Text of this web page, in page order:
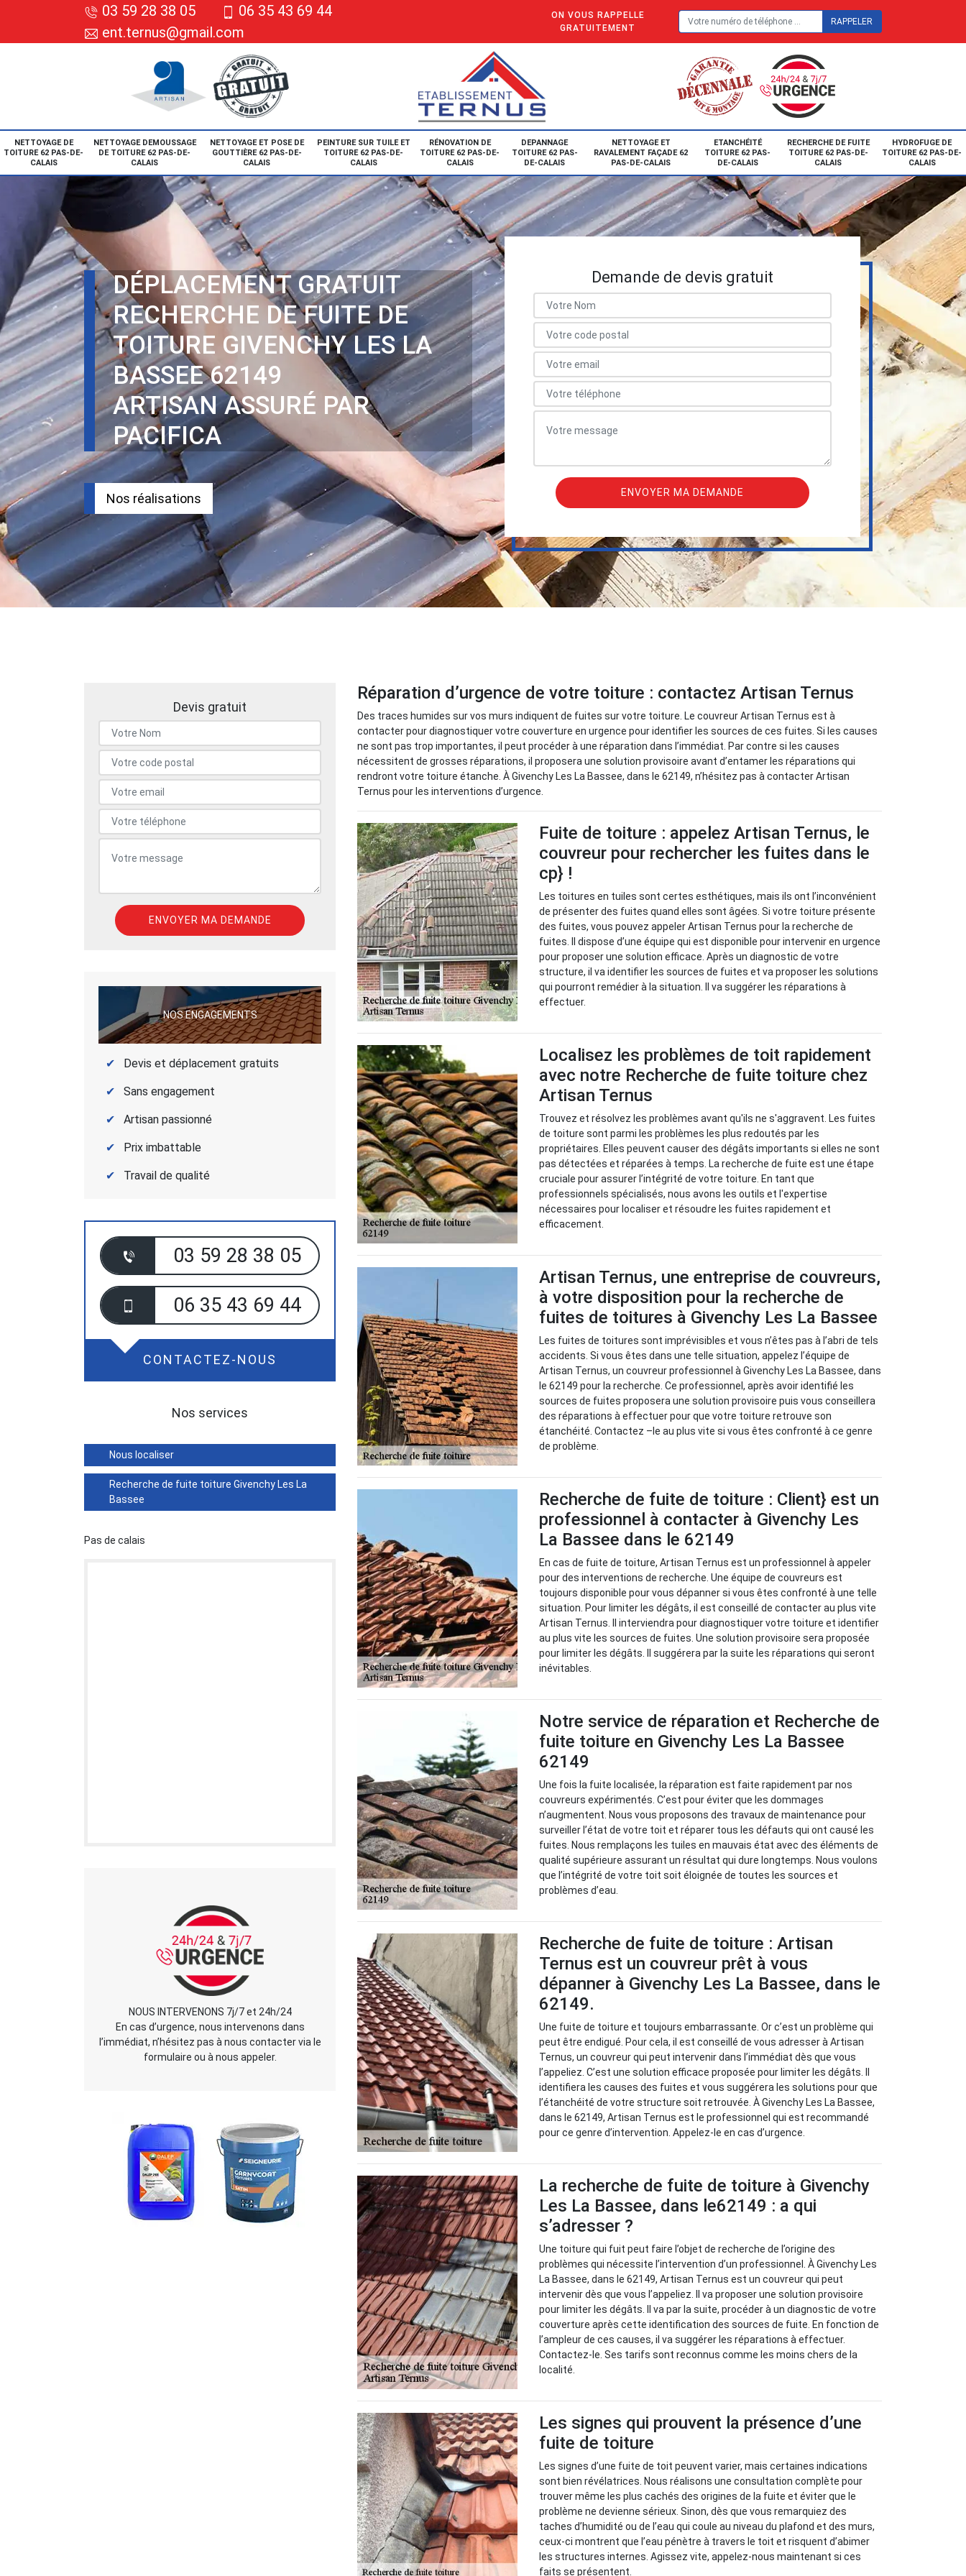
03 59 28 38 05
06 35 43 69 44
ent.ternus@gmail.com
ON VOUS RAPPELLE
GRATUITEMENT
NETTOYAGE DE
TOITURE 62 PAS-DE-
CALAIS
NETTOYAGE DEMOUSSAGE
DE TOITURE 62 PAS-DE-
CALAIS
NETTOYAGE ET POSE DE
GOUTTIÈRE 62 PAS-DE-
CALAIS
PEINTURE SUR TUILE ET
TOITURE 62 PAS-DE-
CALAIS
RÉNOVATION DE
TOITURE 62 PAS-DE-
CALAIS
DEPANNAGE
TOITURE 62 PAS-
DE-CALAIS
NETTOYAGE ET
RAVALEMENT FAÇADE 62
PAS-DE-CALAIS
ETANCHÉITÉ
TOITURE 62 PAS-
DE-CALAIS
RECHERCHE DE FUITE
TOITURE 62 PAS-DE-
CALAIS
HYDROFUGE DE
TOITURE 62 PAS-DE-
CALAIS
DÉPLACEMENT GRATUIT
RECHERCHE DE FUITE DE
TOITURE GIVENCHY LES LA
BASSEE 62149
ARTISAN ASSURÉ PAR
PACIFICA
Nos réalisations
Demande de devis gratuit
Devis gratuit
NOS ENGAGEMENTS
Devis et déplacement gratuits
Sans engagement
Artisan passionné
Prix imbattable
Travail de qualité
03 59 28 38 05
06 35 43 69 44
CONTACTEZ-NOUS
Nos services
Nous localiser
Recherche de fuite toiture Givenchy Les La
Bassee
Pas de calais
NOUS INTERVENONS 7j/7 et 24h/24
En cas d’urgence, nous intervenons dans
l’immédiat, n’hésitez pas à nous contacter via le
formulaire ou à nous appeler.
Réparation d’urgence de votre toiture : contactez Artisan Ternus
Des traces humides sur vos murs indiquent de fuites sur votre toiture. Le couvreur Artisan Ternus est à
contacter pour diagnostiquer votre couverture en urgence pour identifier les sources de ces fuites. Si les causes
ne sont pas trop importantes, il peut procéder à une réparation dans l’immédiat. Par contre si les causes
nécessitent de grosses réparations, il proposera une solution provisoire avant d’entamer les réparations qui
rendront votre toiture étanche. À Givenchy Les La Bassee, dans le 62149, n’hésitez pas à contacter Artisan
Ternus pour les interventions d’urgence.
Fuite de toiture : appelez Artisan Ternus, le
couvreur pour rechercher les fuites dans le
cp} !
Les toitures en tuiles sont certes esthétiques, mais ils ont l’inconvénient
de présenter des fuites quand elles sont âgées. Si votre toiture présente
des fuites, vous pouvez appeler Artisan Ternus pour la recherche de
fuites. Il dispose d’une équipe qui est disponible pour intervenir en urgence
pour proposer une solution efficace. Après un diagnostic de votre
structure, il va identifier les sources de fuites et va proposer les solutions
qui pourront remédier à la situation. Il va suggérer les réparations à
effectuer.
Localisez les problèmes de toit rapidement
avec notre Recherche de fuite toiture chez
Artisan Ternus
Trouvez et résolvez les problèmes avant qu'ils ne s'aggravent. Les fuites
de toiture sont parmi les problèmes les plus redoutés par les
propriétaires. Elles peuvent causer des dégâts importants si elles ne sont
pas détectées et réparées à temps. La recherche de fuite est une étape
cruciale pour assurer l’intégrité de votre toiture. En tant que
professionnels spécialisés, nous avons les outils et l'expertise
nécessaires pour localiser et résoudre les fuites rapidement et
efficacement.
Artisan Ternus, une entreprise de couvreurs,
à votre disposition pour la recherche de
fuites de toitures à Givenchy Les La Bassee
Les fuites de toitures sont imprévisibles et vous n’êtes pas à l’abri de tels
accidents. Si vous êtes dans une telle situation, appelez l’équipe de
Artisan Ternus, un couvreur professionnel à Givenchy Les La Bassee, dans
le 62149 pour la recherche. Ce professionnel, après avoir identifié les
sources de fuites proposera une solution provisoire puis vous conseillera
des réparations à effectuer pour que votre toiture retrouve son
étanchéité. Contactez –le au plus vite si vous êtes confronté à ce genre
de problème.
Recherche de fuite de toiture : Client} est un
professionnel à contacter à Givenchy Les
La Bassee dans le 62149
En cas de fuite de toiture, Artisan Ternus est un professionnel à appeler
pour des interventions de recherche. Une équipe de couvreurs est
toujours disponible pour vous dépanner si vous êtes confronté à une telle
situation. Pour limiter les dégâts, il est conseillé de contacter au plus vite
Artisan Ternus. Il interviendra pour diagnostiquer votre toiture et identifier
au plus vite les sources de fuites. Une solution provisoire sera proposée
pour limiter les dégâts. Il suggérera par la suite les réparations qui seront
inévitables.
Notre service de réparation et Recherche de
fuite toiture en Givenchy Les La Bassee
62149
Une fois la fuite localisée, la réparation est faite rapidement par nos
couvreurs expérimentés. C’est pour éviter que les dommages
n’augmentent. Nous vous proposons des travaux de maintenance pour
surveiller l’état de votre toit et réparer tous les défauts qui ont causé les
fuites. Nous remplaçons les tuiles en mauvais état avec des éléments de
qualité supérieure assurant un résultat qui dure longtemps. Nous voulons
que l’intégrité de votre toit soit éloignée de toutes les sources et
problèmes d’eau.
Recherche de fuite de toiture : Artisan
Ternus est un couvreur prêt à vous
dépanner à Givenchy Les La Bassee, dans le
62149.
Une fuite de toiture et toujours embarrassante. Or c’est un problème qui
peut être endigué. Pour cela, il est conseillé de vous adresser à Artisan
Ternus, un couvreur qui peut intervenir dans l’immédiat dès que vous
l’appeliez. C’est une solution efficace proposée pour limiter les dégâts. Il
identifiera les causes des fuites et vous suggérera les solutions pour que
l’étanchéité de votre structure soit retrouvée. À Givenchy Les La Bassee,
dans le 62149, Artisan Ternus est le professionnel qui est recommandé
pour ce genre d’intervention. Appelez-le en cas d’urgence.
La recherche de fuite de toiture à Givenchy
Les La Bassee, dans le62149 : a qui
s’adresser ?
Une toiture qui fuit peut faire l’objet de recherche de l’origine des
problèmes qui nécessite l’intervention d’un professionnel. À Givenchy Les
La Bassee, dans le 62149, Artisan Ternus est un couvreur qui peut
intervenir dès que vous l’appeliez. Il va proposer une solution provisoire
pour limiter les dégâts. Il va par la suite, procéder à un diagnostic de votre
couverture après cette identification des sources de fuite. En fonction de
l’ampleur de ces causes, il va suggérer les réparations à effectuer.
Contactez-le. Ses tarifs sont reconnus comme les moins chers de la
localité.
Les signes qui prouvent la présence d’une
fuite de toiture
Les signes d’une fuite de toit peuvent varier, mais certaines indications
sont bien révélatrices. Nous réalisons une consultation complète pour
trouver même les plus cachés des origines de la fuite et éviter que le
problème ne devienne sérieux. Sinon, dès que vous remarquiez des
taches d’humidité ou de l’eau qui coule au niveau du plafond et des murs,
ceux-ci montrent que l’eau pénètre à travers le toit et risquent d’abimer
les structures internes. Agissez vite, appelez-nous maintenant si ces
faits se présentent.